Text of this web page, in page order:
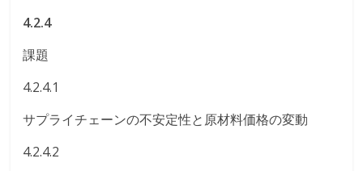
4.2.4
課題
4.2.4.1
サプライチェーンの不安定性と原材料価格の変動
4.2.4.2